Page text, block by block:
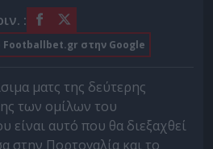
:
στην Google
ματς της δεύτερης
των ομίλων του
είναι αυτό που θα διεξαχθεί
στην Πορτογαλία και το